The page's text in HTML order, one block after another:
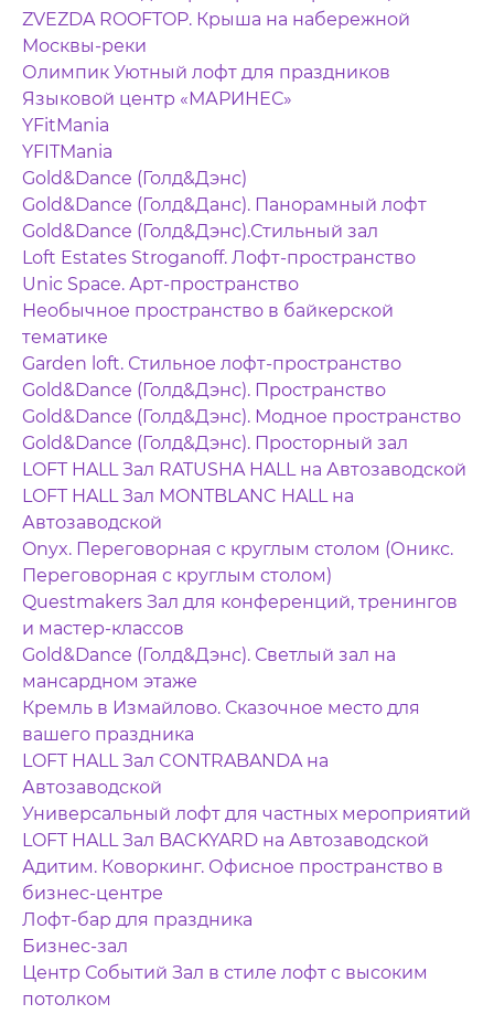
ZVEZDA ROOFTOP. Крыша на набережной
Москвы-реки
Олимпик Уютный лофт для праздников
Языковой центр «МАРИНЕС»
YFitMania
YFITMania
Gold&Dance (Голд&Дэнс)
Gold&Dance (Голд&Данс). Панорамный лофт
Gold&Dance (Голд&Дэнс).Стильный зал
Loft Estates Stroganoff. Лофт-пространство
Unic Space. Арт-пространство
Необычное пространство в байкерской
тематике
Garden loft. Стильное лофт-пространство
Gold&Dance (Голд&Дэнс). Пространство
Gold&Dance (Голд&Дэнс). Модное пространство
Gold&Dance (Голд&Дэнс). Просторный зал
LOFT HALL Зал RATUSHA HALL на Автозаводской
LOFT HALL Зал MONTBLANC HALL на
Автозаводской
Onyx. Переговорная с круглым столом (Оникс.
Переговорная с круглым столом)
Questmakers Зал для конференций, тренингов
и мастер-классов
Gold&Dance (Голд&Дэнс). Светлый зал на
мансардном этаже
Кремль в Измайлово. Сказочное место для
вашего праздника
LOFT HALL Зал CONTRABANDA на
Автозаводской
Универсальный лофт для частных мероприятий
LOFT HALL Зал BACKYARD на Автозаводской
Адитим. Коворкинг. Офисное пространство в
бизнес-центре
Лофт-бар для праздника
Бизнес-зал
Центр Событий Зал в стиле лофт с высоким
потолком